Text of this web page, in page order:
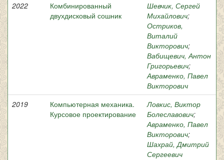
2022
Комбинированный
двухдисковый сошник
Шевчик, Сергей
Михайлович;
Остриков,
Виталий
Викторович;
Вабищевич, Антон
Григорьевич;
Авраменко, Павел
Викторович
2019
Компьютерная механика.
Курсовое проектирование
Ловкис, Виктор
Болеславович;
Авраменко, Павел
Викторович;
Шахрай, Дмитрий
Сергеевич